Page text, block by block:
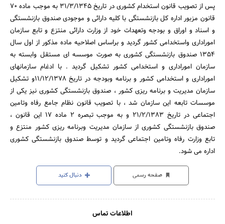
پس از تصویب قانون استخدام کشوری در تاریخ 31/3/1345 به موجب ماده 70
قانون مزبور اداره کل بازنشستگی با کلیه دارائی و موجودی صندوق بازنشستگی
و اسناد و اوراق و بودجه وتعهدات خود از وزارت دارائی منتزع و تابع سازمان
اموراداری واستخدامی کشور گردید و براساس اصلاحیه ماده مذکور از اول سال
1354 صندوق بازنشستگی کشوری به صورت موسسه ای مستقل وابسته به
سازمان اموراداری و استخدامی کشور تشکیل گردید . با ادغام سازمانهای
اموراداری و استخدامی کشور و برنامه وبودجه در تاریخ 11/12/1378و تشکیل
سازمان مدیریت و برنامه ریزی کشور ، صندوق بازنشستگی کشوری نیز یکی از
موسسات تابعه این سازمان شد ، با تصویب قانون نظام جامع رفاه وتامین
اجتماعی در تاریخ 21/2/1383 و به موجب تبصره 2 ماده 17 این قانون ،
صندوق بازنشستگی کشوری از سازمان مدیریت وبرنامه ریزی کشور منتزع و
تابع وزارت رفاه وتامین اجتماعی گردید و توسط صندوق بازنشستگی کشوری
اداره می شود.
صفحه رسمی دنبال کنید
اطلاعات تماس